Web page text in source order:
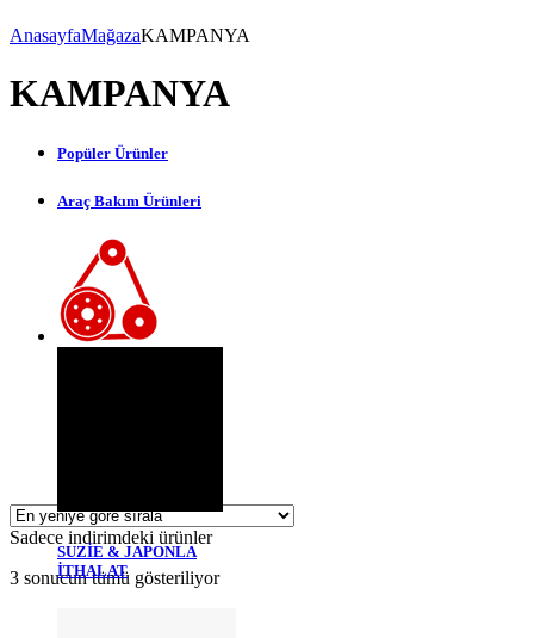
AnasayfaMağazaKAMPANYA
KAMPANYA
Popüler Ürünler
Araç Bakım Ürünleri
SUZİE & JAPONLA
İTHALAT
Sadece indirimdeki ürünler
3 sonucun tümü gösteriliyorEn